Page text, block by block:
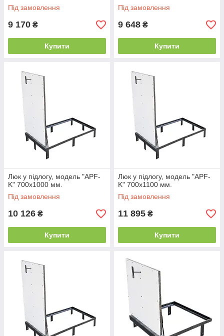
Під замовлення
9 170 ₴
Купити
Під замовлення
9 648 ₴
Купити
Люк у підлогу, модель "APF-
K" 700х1000 мм.
Під замовлення
10 126 ₴
Купити
Люк у підлогу, модель "APF-
K" 700х1100 мм.
Під замовлення
11 895 ₴
Купити